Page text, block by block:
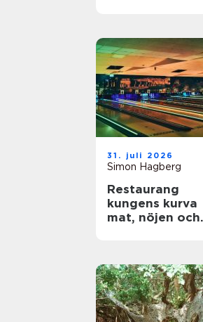
31. juli 2026
Simon Hagberg
Restaurang
kungens kurva
mat, nöjen och